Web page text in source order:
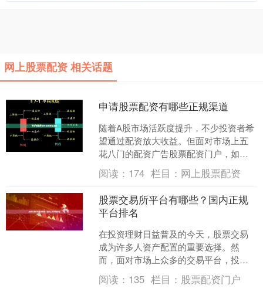
网上股票配资 相关话题
申请股票配资有哪些正规渠道
随着A股市场活跃度提升，不少投资者希
望通过配资放大收益。但面对市场上五
花八门的配资广告股票配资门户，如何
辨别正规渠道成为关键。本文为您梳理
申请股票配资的正规途径....
阅读： 174 栏目： 网上股票配资
股票交易所平台有哪些？国内正规
平台排名
在投资理财日益普及的今天，股票交易
成为许多人资产配置的重要选择。然
而，面对市场上众多的交易平台，投资
者首先需要明确：**哪些是国内正规的股
票交易所平台？** 了....
阅读： 135 栏目： 股票配资门户